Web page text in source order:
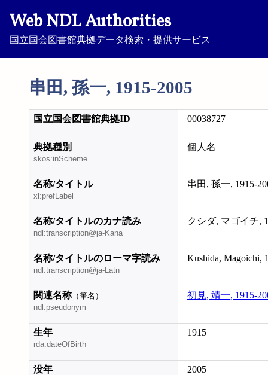
Web NDL Authorities
国立国会図書館典拠データ検索・提供サービス
串田, 孫一, 1915-2005
国立国会図書館典拠ID 00038727
典拠種別
skos:inScheme
個人名
名称/タイトル
xl:prefLabel
串田, 孫一, 1915-
名称/タイトルのカナ読み
ndl:transcription@ja-Kana
クシダ, マゴイチ,
名称/タイトルのローマ字読み
ndl:transcription@ja-Latn
Kushida, Magoichi,
関連名称（筆名）
ndl:pseudonym
初見, 靖一, 1915-
生年
rda:dateOfBirth
1915
没年 2005